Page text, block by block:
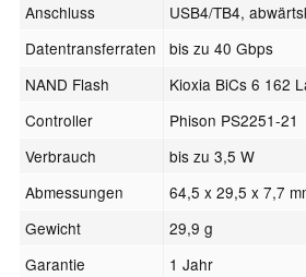
Anschluss
USB4/TB4,
Datentransferraten
bis zu 40 Gbps
NAND Flash
Kioxia BiCs 6 162
Controller
Phison PS2251-21
Verbrauch
bis zu 3,5 W
Abmessungen
64,5 x 29,5 x 7,7
Gewicht
29,9 g
Garantie
1 Jahr